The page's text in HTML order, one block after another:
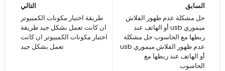
التالي
طريقة اختبار مكونات الكمبيوتر
ان كانت تعمل بشكل جيد طريقة
اختبار مكونات الكمبيوتر ان كانت
تعمل بشكل جيد
السابق
حل مشكلة عدم ظهور الفلاش
ميموري usb أو الهاتف عند
ربطها مع الحاسوب حل مشكلة
عدم ظهور الفلاش ميموري usb
أو الهاتف عند ربطها مع
الحاسوب